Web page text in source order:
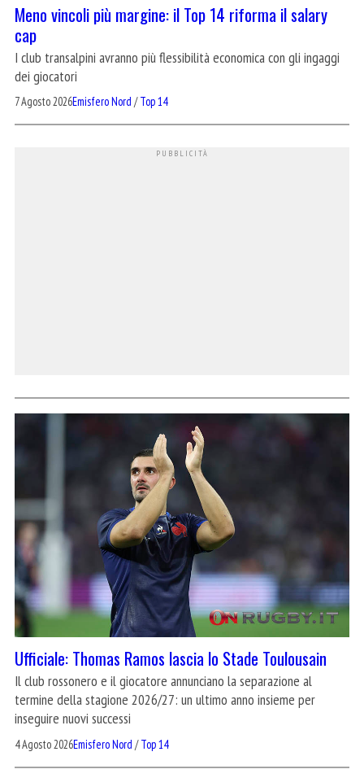
Meno vincoli più margine: il Top 14 riforma il salary
cap
I club transalpini avranno più flessibilità economica con gli ingaggi
dei giocatori
7 Agosto 2026Emisfero Nord /Top 14
Ufficiale: Thomas Ramos lascia lo Stade Toulousain
Il club rossonero e il giocatore annunciano la separazione al
termine della stagione 2026/27: un ultimo anno insieme per
inseguire nuovi successi
4 Agosto 2026Emisfero Nord /Top 14